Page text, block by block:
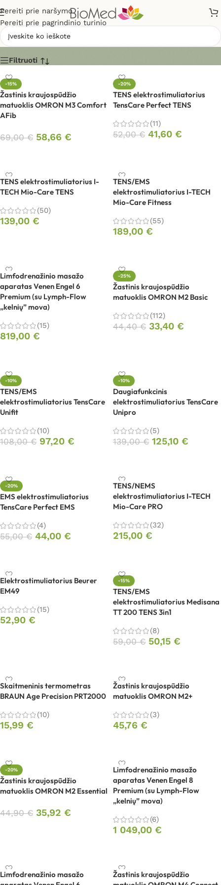
Pereiti prie naršymo
Pereiti prie pagrindinio turinio
Pradžia
Filtruoti
-15%
Žastinis kraujospūdžio
matuoklis OMRON M3 Comfort
AFib
69,00€ 58,66 €
-20%
TENS elektrostimuliatorius
TensCare Perfect TENS
(11)
52,00€ 41,60 €
TENS elektrostimuliatorius I-
TECH Mio-Care TENS
(50)
139,00 €
TENS/EMS
elektrostimuliatorius I-TECH
Mio-Care Fitness
(55)
189,00 €
Limfodrenažinio masažo
aparatas Venen Engel 6
Premium (su Lymph-Flow
„kelnių” mova)
(15)
819,00 €
-25%
Žastinis kraujospūdžio
matuoklis OMRON M2 Basic
(112)
44,40€ 33,40 €
-10%
TENS/EMS
elektrostimuliatorius TensCare
Unifit
(10)
108,00€ 97,20 €
-10%
Daugiafunkcinis
elektrostimuliatorius TensCare
Unipro
(5)
139,00€ 125,10 €
-20%
EMS elektrostimuliatorius
TensCare Perfect EMS
(4)
55,00€ 44,00 €
TENS/NEMS
elektrostimuliatorius I-TECH
Mio-Care PRO
(32)
215,00 €
Elektrostimuliatorius Beurer
EM49
(15)
52,90 €
-15%
TENS/EMS
elektrostimuliatorius Medisana
TT 200 TENS 3in1
(8)
59,00€ 50,15 €
Skaitmeninis termometras
BRAUN Age Precision PRT2000
(10)
15,99 €
Žastinis kraujospūdžio
matuoklis OMRON M2+
(3)
45,76 €
-20%
Žastinis kraujospūdžio
matuoklis OMRON M2 Essential
44,90€ 35,92 €
Limfodrenažinio masažo
aparatas Venen Engel 8
Premium (su Lymph-Flow
„kelnių” mova)
(6)
1 049,00 €
Limfodrenažinio masažo
Žastinis kraujospūdžio